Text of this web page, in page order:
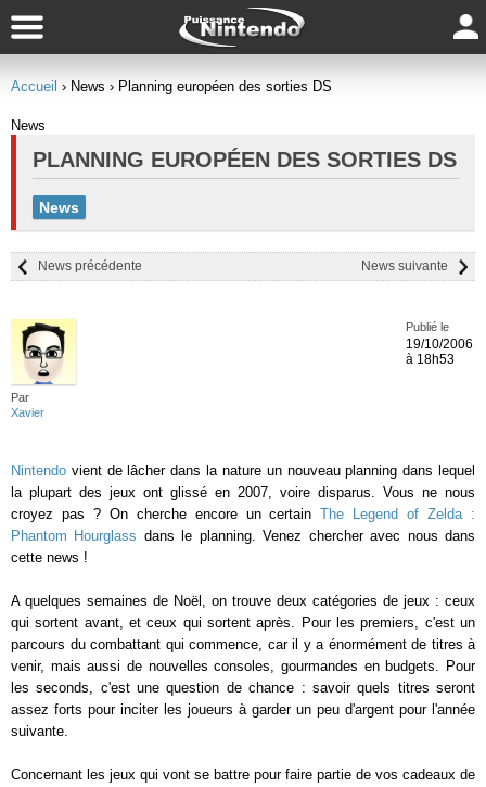
Accueil › News › Planning européen des sorties DS
News
PLANNING EUROPÉEN DES SORTIES DS
News
News suivante
News précédente
Par
Xavier
Publié le
19/10/2006
à 18h53
Nintendo vient de lâcher dans la nature un nouveau planning dans lequel
la plupart des jeux ont glissé en 2007, voire disparus. Vous ne nous
croyez pas ? On cherche encore un certainThe Legend of Zelda :
Phantom Hourglass dans le planning. Venez chercher avec nous dans
cette news !
A quelques semaines de Noël, on trouve deux catégories de jeux : ceux
qui sortent avant, et ceux qui sortent après. Pour les premiers, c'est un
parcours du combattant qui commence, car il y a énormément de titres à
venir, mais aussi de nouvelles consoles, gourmandes en budgets. Pour
les seconds, c'est une question de chance : savoir quels titres seront
assez forts pour inciter les joueurs à garder un peu d'argent pour l'année
suivante.
Concernant les jeux qui vont se battre pour faire partie de vos cadeaux de